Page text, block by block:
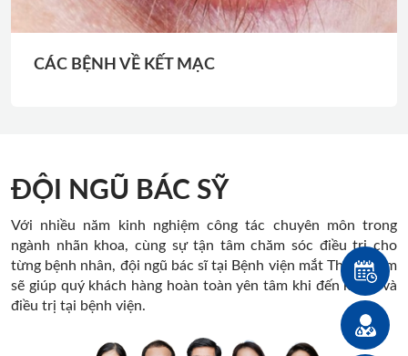
CÁC BỆNH VỀ LỆ ĐẠO
ĐỘI NGŨ BÁC SỸ
Với nhiều năm kinh nghiệm công tác chuyên môn trong
ngành nhãn khoa, cùng sự tận tâm chăm sóc điều trị cho
từng bệnh nhân, đội ngũ bác sĩ tại Bệnh viện mắt Thanh Tâm
sẽ giúp quý khách hàng hoàn toàn yên tâm khi đến khám và
điều trị tại bệnh viện.